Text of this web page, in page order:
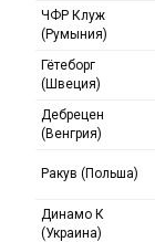
ЧФР Клуж
(Румыния)
Гётеборг
(Швеция)
Дебрецен
(Венгрия)
Ракув (Польша)
Динамо К
(Украина)